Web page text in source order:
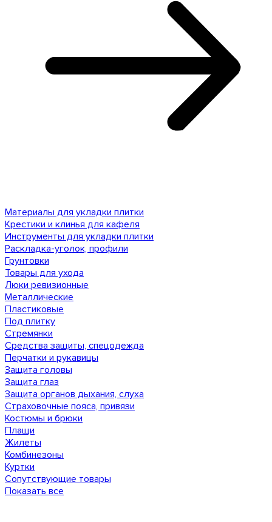
Материалы для укладки плитки
Крестики и клинья для кафеля
Инструменты для укладки плитки
Раскладка-уголок, профили
Грунтовки
Товары для ухода
Люки ревизионные
Металлические
Пластиковые
Под плитку
Стремянки
Средства защиты, спецодежда
Перчатки и рукавицы
Защита головы
Защита глаз
Защита органов дыхания, слуха
Страховочные пояса, привязи
Костюмы и брюки
Плащи
Жилеты
Комбинезоны
Куртки
Сопутствующие товары
Показать все